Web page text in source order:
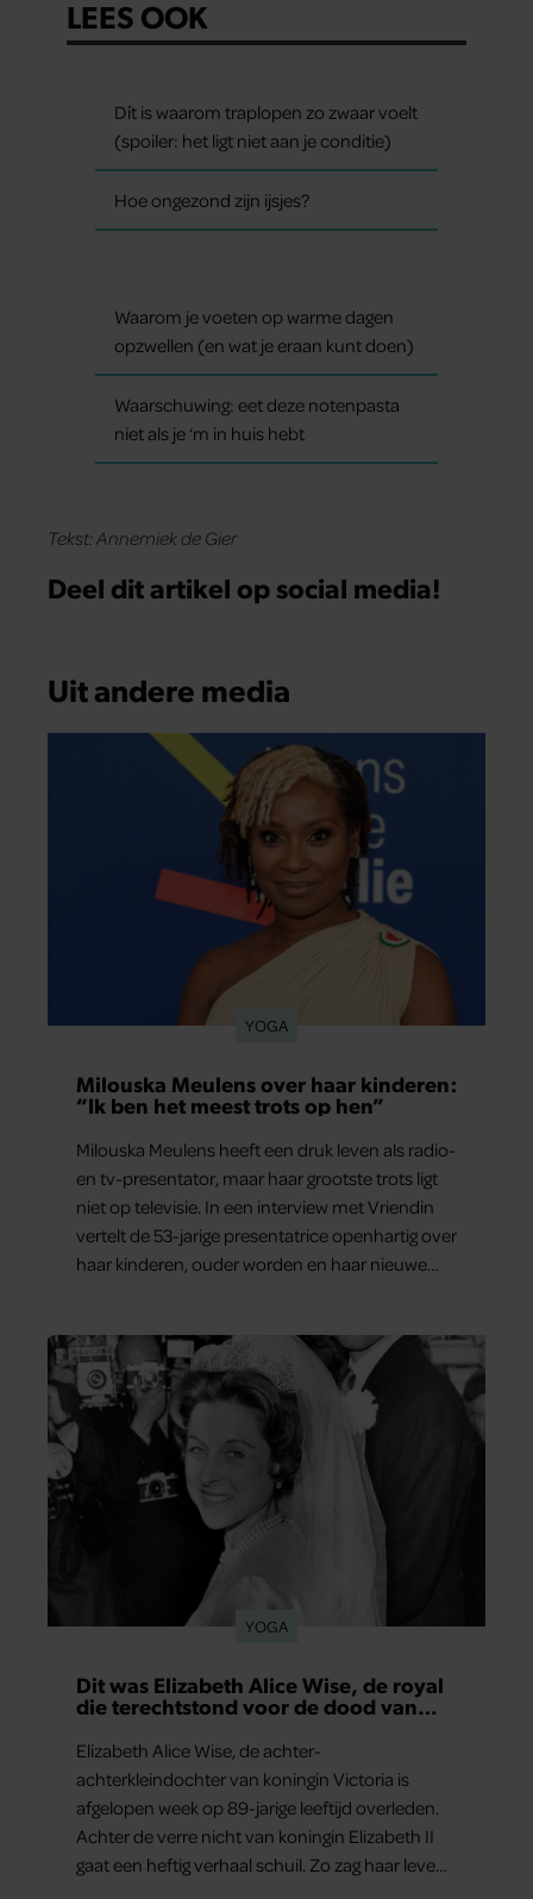
LEES OOK
Dít is waarom traplopen zo zwaar voelt
(spoiler: het ligt niet aan je conditie)
Hoe ongezond zijn ijsjes?
Waarom je voeten op warme dagen
opzwellen (en wat je eraan kunt doen)
Waarschuwing: eet deze notenpasta
niet als je ‘m in huis hebt
Tekst: Annemiek de Gier
Deel dit artikel op social media!
Uit andere media
YOGA
Milouska Meulens over haar kinderen:
“Ik ben het meest trots op hen”
Milouska Meulens heeft een druk leven als radio-
en tv-presentator, maar haar grootste trots ligt
niet op televisie. In een interview met Vriendin
vertelt de 53-jarige presentatrice openhartig over
haar kinderen, ouder worden en haar nieuwe
dag het meest bezighouden.
YOGA
Dit was Elizabeth Alice Wise, de royal
die terechtstond voor de dood van
Elizabeth Alice Wise, de achter-
achterkleindochter van koningin Victoria is
afgelopen week op 89-jarige leeftijd overleden.
Achter de verre nicht van koningin Elizabeth II
gaat een heftig verhaal schuil. Zo zag haar leven